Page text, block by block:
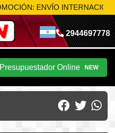
ENVÍO INTERNACIONAL
2944697778
Presupuestador Online NEW